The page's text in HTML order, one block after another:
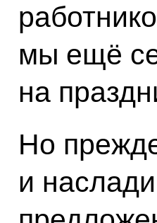
мы ещё
на
Но
и